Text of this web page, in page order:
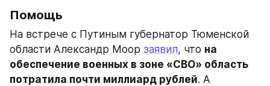
Помощь
На встрече с Путиным губернатор Тюменской
области Александр Моор заявил, что на
обеспечение военных в зоне «СВО» область
потратила почти миллиард рублей. А